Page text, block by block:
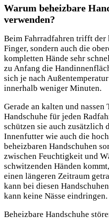
Warum beheizbare
verwenden?
Beim Fahrradfahren trifft
Finger, sondern auch die
kompletten Hände sehr
zu Anfang die
sich je nach
innerhalb weniger Minuten.
Gerade an kalten und nassen
Handschuhe für jeden
schützen sie auch zusätzlich
Innenfutter wie auch die
beheizbaren Handschuhen
zwischen Feuchtigkeit und
schwitzenden Händen
einen längeren Zeitraum
kann bei diesen
kann keine Nässe eindringen.
Beheizbare Handschuhe